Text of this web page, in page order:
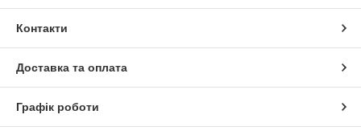
Контакти
Доставка та оплата
Графік роботи